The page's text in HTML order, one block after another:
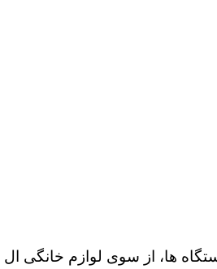
ها، از سوی لوازم